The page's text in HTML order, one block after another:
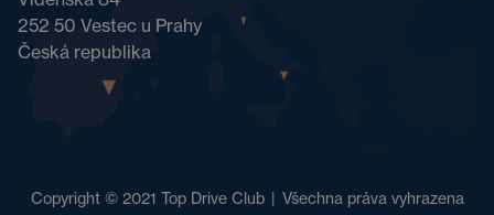
252 50 Vestec u Prahy
Česká republika
Copyright © 2021 Top Drive Club| Všechna práva vyhrazena